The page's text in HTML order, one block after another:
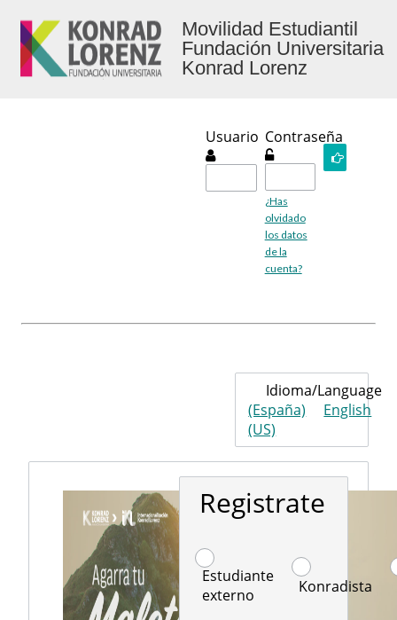
Movilidad Estudiantil
Fundación Universitaria
Konrad Lorenz
Usuario Contraseña
¿Has
olvidado
los datos
de la
cuenta?
Idioma/Language
(España)
English
(US)
Registrate
Estudiante
externo
Konradista